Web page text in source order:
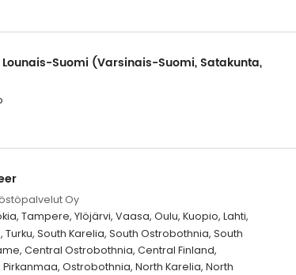
Suomi (Varsinais-Suomi, Satakunta,
Oy
Tampere, Ylöjärvi, Vaasa, Oulu, Kuopio, Lahti,
Turku, South Karelia, South Ostrobothnia, South
Central Ostrobothnia, Central Finland,
Ostrobothnia, North Karelia, North